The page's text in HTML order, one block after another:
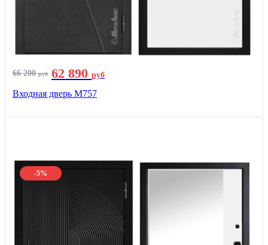
66 200руб 62 890 руб
Входная дверь М757
-5%